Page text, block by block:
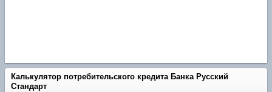
Калькулятор потребительского кредита Банка Русский
Стандарт